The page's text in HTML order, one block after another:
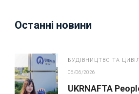
Останні новини
БУДІВНИЦТВО ТА
06/06/2026
UKRNAFTA